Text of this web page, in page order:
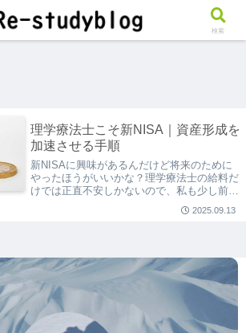
理学療法士こそ新NISA｜資産形成を
加速させる手順
新NISAに興味があるんだけど将来のために
やったほうがいいかな？理学療法士の給料だ
けでは正直不安しかないので、私も少し前か
ら新NISAで資産形成を始めました。投資は
あくまでも自己責任となりますが、個人的に
2025.09.13
検索